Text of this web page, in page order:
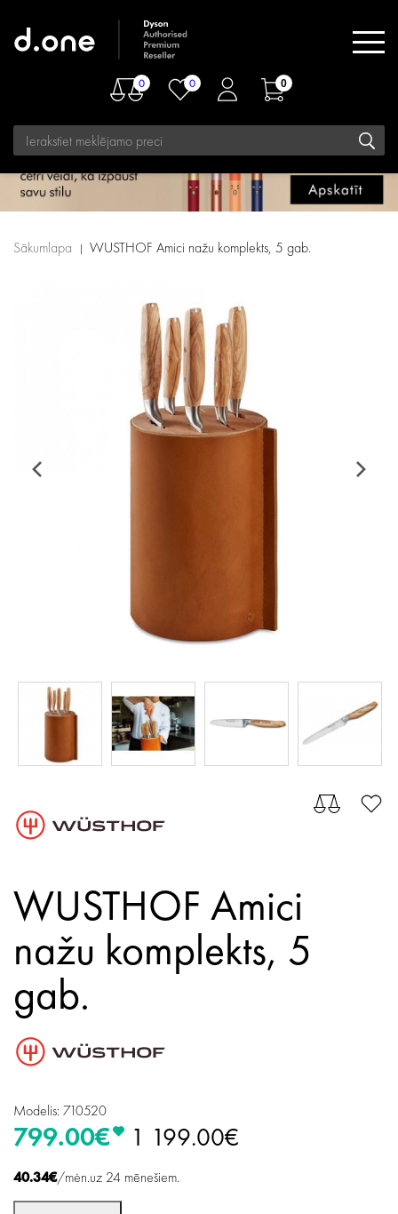
0 0 0
Sākumlapa WUSTHOF Amici nažu komplekts, 5 gab.
WUSTHOF Amici
nažu komplekts, 5
gab.
Modelis: 710520
799.00€ 1 199.00€
40.34€/mėn.uz 24 mēnešiem.